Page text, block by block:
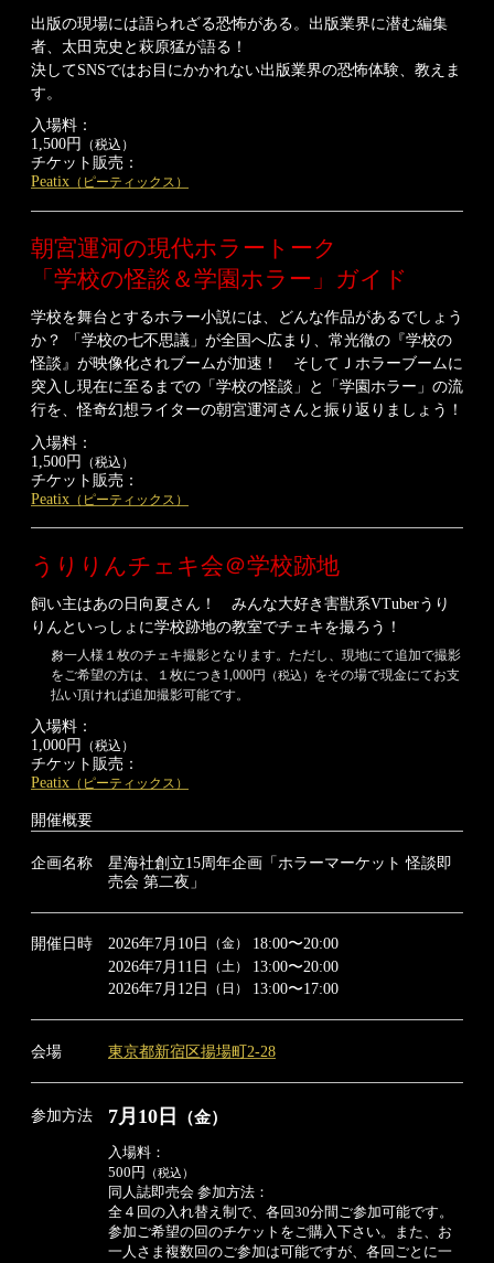
出版の現場には語られざる恐怖がある。出版業界に潜む編集
者、太田克史と萩原猛が語る！
決してSNSではお目にかかれない出版業界の恐怖体験、教えま
す。
入場料：
1,500円
（税込）
チケット販売：
Peatix （ピーティックス）
朝宮運河の現代ホラートーク
「学校の怪談＆学園ホラー」ガイド
学校を舞台とするホラー小説には、どんな作品があるでしょう
か？ 「学校の七不思議」が全国へ広まり、常光徹の『学校の
怪談』が映像化されブームが加速！ そしてＪホラーブームに
突入し現在に至るまでの「学校の怪談」と「学園ホラー」の流
行を、怪奇幻想ライターの朝宮運河さんと振り返りましょう！
入場料：
1,500円
（税込）
チケット販売：
Peatix （ピーティックス）
うりりんチェキ会＠学校跡地
飼い主はあの日向夏さん！ みんな大好き害獣系VTuberうり
りんといっしょに学校跡地の教室でチェキを撮ろう！
※
お一人様１枚のチェキ撮影となります。ただし、現地にて追加で撮影
をご希望の方は、１枚につき1,000円
（税込） をその場で現金にてお支
払い頂ければ追加撮影可能です。
入場料：
1,000円
（税込）
チケット販売：
Peatix （ピーティックス）
開催概要
企画名称 星海社創立15周年企画 「ホラーマーケット 怪談即
売会 第二夜」
開催日時 2026年7月10日 （金）
18:00〜20:00
2026年7月11日
（土）
13:00〜20:00
2026年7月12日
（日） 13:00〜17:00
会場 東京都新宿区揚場町2-28
参加方法 7月10日 （金）
入場料：
500円
（税込）
同人誌即売会 参加方法：
全４回の入れ替え制で、各回30分間ご参加可能です。
参加ご希望の回のチケットをご購入下さい。また、お
一人さま複数回のご参加は可能ですが、各回ごとに一